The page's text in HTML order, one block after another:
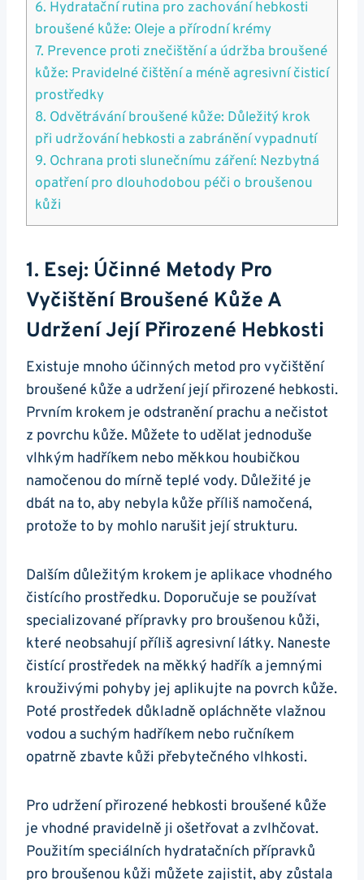
6. ‌Hydratační rutina⁣ pro zachování hebkosti
broušené kůže: Oleje a přírodní⁣ krémy
7. Prevence proti ⁤znečištění a údržba broušené⁢
kůže: Pravidelné čištění a méně⁢ agresivní​ čisticí
prostředky
8. Odvětrávání⁤ broušené ⁤kůže:⁤ Důležitý krok
při udržování hebkosti a ‌zabránění vypadnutí
9. Ochrana proti⁤ slunečnímu záření: Nezbytná
opatření pro dlouhodobou péči o broušenou
kůži
1. Esej: Účinné Metody Pro
Vyčištění Broušené Kůže⁤ A
Udržení Její ⁤přirozené Hebkosti
Existuje mnoho účinných metod pro vyčištění
broušené kůže a ⁤udržení její‍ přirozené hebkosti.‍
Prvním krokem‍ je odstranění ⁣prachu a nečistot
z povrchu ⁣kůže. Můžete to udělat jednoduše
vlhkým hadříkem nebo měkkou‌ houbičkou
namočenou do mírně teplé vody. Důležité je
dbát na to, aby nebyla kůže příliš namočená,
protože to by mohlo narušit její strukturu.
Dalším⁤ důležitým krokem‍ je aplikace vhodného‍
čistícího prostředku. Doporučuje se používat‍
specializované přípravky pro⁢ broušenou ‍kůži,⁣
které neobsahují příliš agresivní látky. Naneste
‍čistící⁤ prostředek ⁢na měkký⁤ hadřík a ⁤jemnými⁣
krouživými⁣ pohyby jej aplikujte na povrch kůže.
Poté prostředek důkladně‌ opláchněte vlažnou
vodou a suchým hadříkem nebo ručníkem
opatrně zbavte kůži přebytečného vlhkosti.
Pro udržení přirozené hebkosti broušené kůže
je vhodné⁤ pravidelně ji‌ ošetřovat a zvlhčovat.
Použitím‍ speciálních hydratačních přípravků
pro broušenou ‍kůži můžete zajistit, aby‌ zůstala